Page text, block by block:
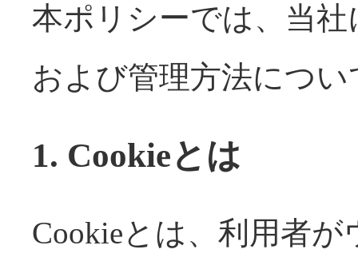
本ポリシーでは、当
および管理方法につ
1. Cookieとは
Cookieとは、利用者